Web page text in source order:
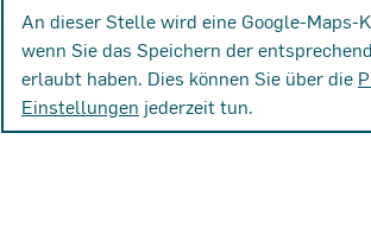
An dieser Stelle wird eine Google-Maps-
wenn Sie das Speichern der
erlaubt haben. Dies können Sie über die
Einstellungen jederzeit tun.